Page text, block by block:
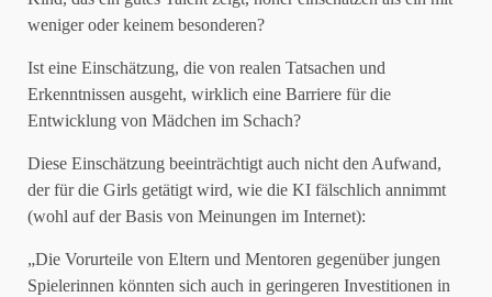
weniger oder keinem besonderen?
Ist eine Einschätzung, die von realen Tatsachen und
Erkenntnissen ausgeht, wirklich eine Barriere für die
Entwicklung von Mädchen im Schach?
Diese Einschätzung beeinträchtigt auch nicht den Aufwand,
der für die Girls getätigt wird, wie die KI fälschlich annimmt
(wohl auf der Basis von Meinungen im Internet):
„Die Vorurteile von Eltern und Mentoren gegenüber jungen
Spielerinnen könnten sich auch in geringeren Investitionen in